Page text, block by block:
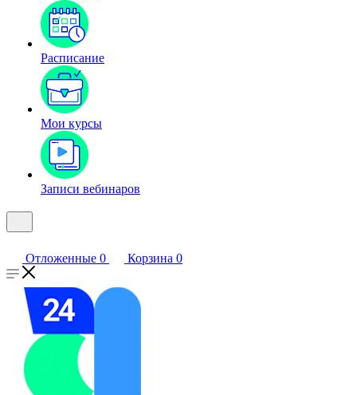
Расписание
Мои курсы
Записи вебинаров
Отложенные 0 Корзина 0